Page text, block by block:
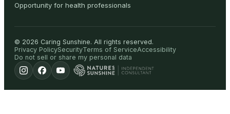
Opportunity for health professionals
© 2026 Caring Sunshine. All rights reserved.
Privacy PolicySecurityTerms of ServiceAccessibility
Do not sell or share my personal data